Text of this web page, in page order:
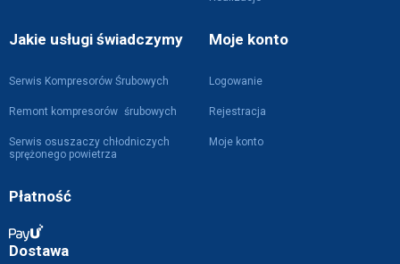
Jakie usługi świadczymy
Serwis Kompresorów Śrubowych
Remont kompresorów śrubowych
Serwis osuszaczy chłodniczych
sprężonego powietrza
Moje konto
Logowanie
Rejestracja
Moje konto
Płatność
Dostawa